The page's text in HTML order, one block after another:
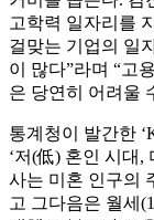
고학력 일자리를
걸맞는 기업의 일
이 많다”라며 “고
은 당연히 어려울
통계청이 발간한
‘저(低) 혼인 시대,
사는 미혼 인구의
고 그다음은 월세